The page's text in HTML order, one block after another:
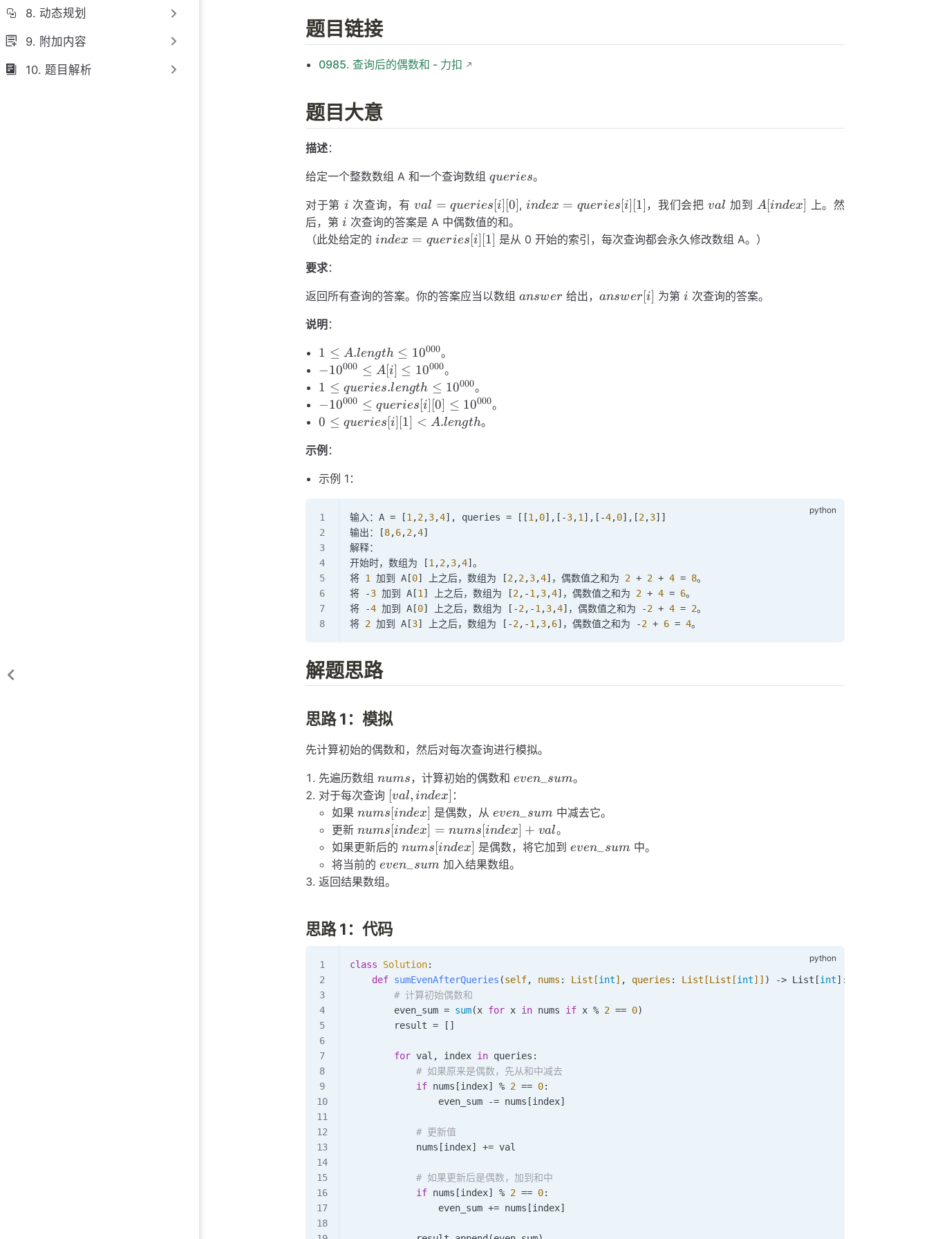
8. 动态规划
9. 附加内容
10. 题目解析
题目链接
0985. 查询后的偶数和 - 力扣
题目大意
描述：
给定一个整数数组 A 和一个查询数组 queries
queries。
对于第 i
i 次查询，有val =
queries[i]
[0]
val = queries[i][0], index =
[1]
index = queries[i][1] ，我们会把val
val 加到 A[index]
A [index]
上。然
后，第 i
i 次查询的答案是 A 中偶数值的和。
（此处给定的 index =
index = queries[i][1] 是从 0 开始的索引，每次查询都会永久修改数组 A。）
要求：
返回所有查询的答案。你的答案应当以数组 answer
answer 给出，answer[i]
answer[i] 为第i
i 次查询的答案。
说明：
1 \le
A.length
\le
10^{000}
1 ≤ A.length ≤ 10000。
-10^{000}
\le A[i] \le
10^{000}
−10000 ≤ A[i] ≤ 10000。
1 \le
queries.length
\le 10^{000}
1 ≤ queries.length ≤ 10000。
-10^{000}
\le
[0] \le
−10000 ≤ queries[i][0] ≤ 10000。
0 \le
[1] \lt
0 ≤ queries[i][1] < A.length。
示例 ：
示例 1：
输入：A = [1 ,2,3,4], queries = [[1 ,0],[ -3,1 ],[ -4,0],[2,3]]
输出：[8,6,2,4]
解释：
开始时，数组为 [1 ,2,3,4]。
将 1 加到 A[0] 上之后，数组为 [2,2,3,4]，偶数值之和为 2 + 2 + 4 = 8。
将
-3 加到 A[1 ] 上之后，数组为 [2, -1 ,3,4]，偶数值之和为 2 + 4 = 6。
将
-4 加到 A[0] 上之后，数组为 [ -2, -1 ,3,4]，偶数值之和为 -2 + 4 = 2。
将 2 加到 A[3] 上之后，数组为 [ -2, -1 ,3,6]，偶数值之和为 -2 + 6 = 4。
解题思路
思路 1：模拟
先计算初始的偶数和，然后对每次查询进行模拟。
先遍历数组nums
nums，计算初始的偶数和even\_sum
even_ sum。
对于每次查询 [val,
index]
[val, index] ：
如果nums[index]
nums [index] 是偶数，从even\_sum
even sum中减去它。
更新nums[index]
=
nums[index]
+ val
nums [index] = nums [index] + val。
如果更新后的nums[index]
nums [index] 是偶数，将它加到even\_sum
even sum中。
将当前的even\_sum
even sum加入结果数组。
返回结果数组。
思路 1：代码
class Solution:
    def
sumEvenAfterQueries (self, nums : List[int] , queries : List[List[int]] ) -> List[int]:
        # 计算初始偶数和
        even_sum
= sum(x for x in nums if x % 2 == 0)
        result
= []
        for
val, index in queries:
            # 如果原来是偶数，先从和中减去
            if
nums[index] % 2 == 0:
                even_sum
-= nums[index]
            # 更新值
            nums[index]
+= val
            # 如果更新后是偶数，加到和中
            if
nums[index] % 2 == 0:
                even_sum
+= nums[index]